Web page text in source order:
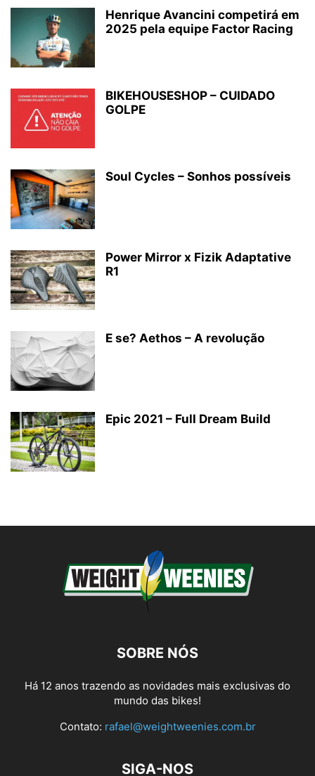
Henrique Avancini competirá em
2025 pela equipe Factor Racing
BIKEHOUSESHOP – CUIDADO
GOLPE
Soul Cycles – Sonhos possíveis
Power Mirror x Fizik Adaptative
R1
E se? Aethos – A revolução
Epic 2021 – Full Dream Build
SOBRE NÓS
Há 12 anos trazendo as novidades mais exclusivas do
mundo das bikes!
Contato: rafael@weightweenies.com.br
SIGA-NOS